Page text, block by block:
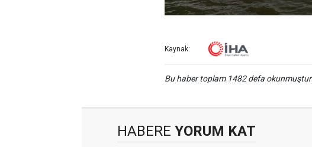
Kaynak:
Bu haber toplam 1482 defa okunmuştur
HABERE YORUM KAT